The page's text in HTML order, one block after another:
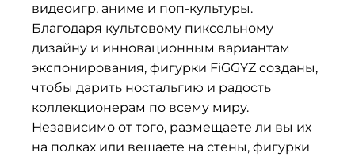
видеоигр, аниме и поп-культуры.
Благодаря культовому пиксельному
дизайну и инновационным вариантам
экспонирования, фигурки FiGGYZ созданы,
чтобы дарить ностальгию и радость
коллекционерам по всему миру.
Независимо от того, размещаете ли вы их
на полках или вешаете на стены, фигурки